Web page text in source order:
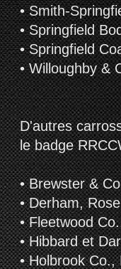
• Smith-
• Springfield
• Springfield
• Willoughby &
D'autres
le badge
• Brewster &
• Derham,
• Fleetwood
• Hibbard et
• Holbrook Co.,